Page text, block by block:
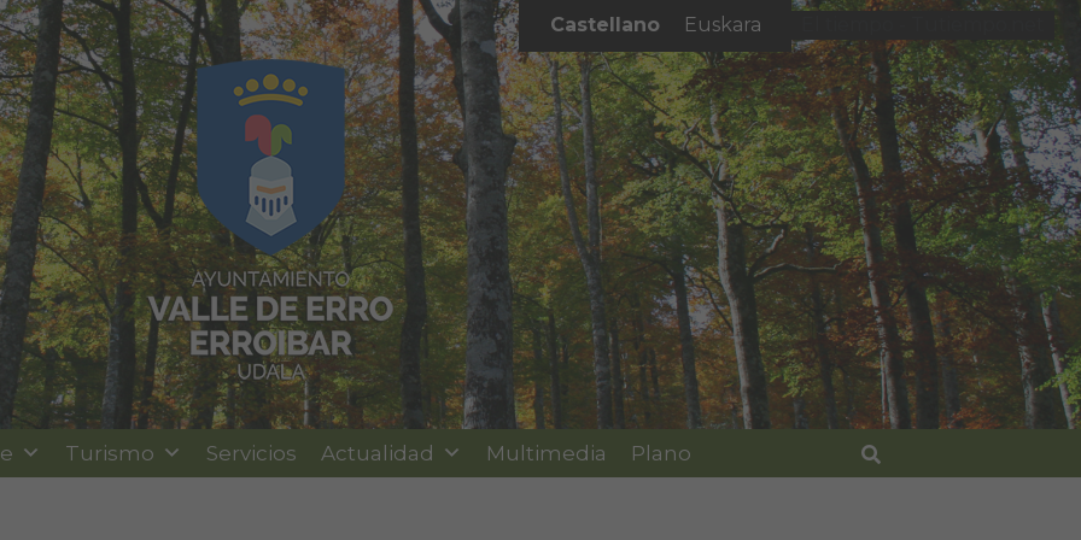
Castellano Euskara
Turismo Servicios Actualidad Multimedia Plano
Buscar